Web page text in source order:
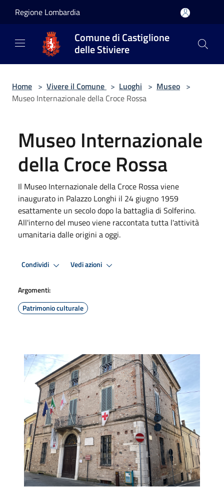
Regione Lombardia
Comune di Castiglione
delle Stiviere
Home > Vivere il Comune > Luoghi > Museo >
Museo Internazionale della Croce Rossa
Museo Internazionale
della Croce Rossa
Il Museo Internazionale della Croce Rossa viene
inaugurato in Palazzo Longhi il 24 giugno 1959
esattamente un secolo dopo la battaglia di Solferino.
All'interno del museo viene raccontata tutta l'attività
umanitaria dalle origini a oggi.
Condividi Vedi azioni
Argomenti:
Patrimonio culturale